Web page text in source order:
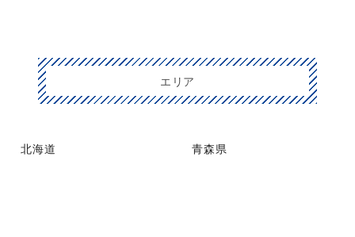
エリア
北海道 青森県